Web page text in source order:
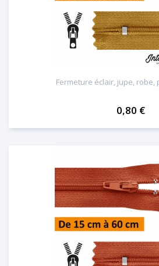
Fermeture éclair, jupe, robe,
0,80 €